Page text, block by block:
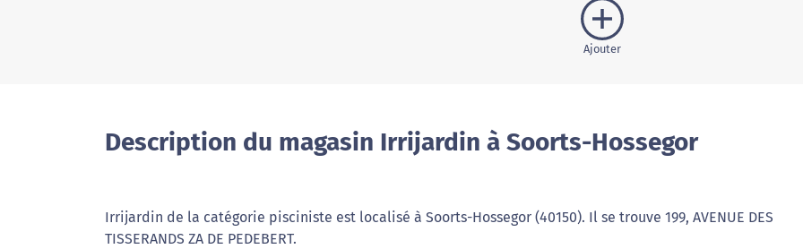
Ajouter
Description du magasin Irrijardin à Soorts-Hossegor
Irrijardin de la catégorie pisciniste est localisé à Soorts-Hossegor (40150). Il se trouve 199, AVENUE DES
TISSERANDS ZA DE PEDEBERT.